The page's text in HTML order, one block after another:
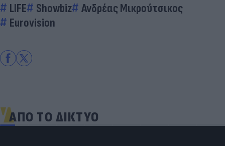
LIFE Showbiz
Ανδρέας Μικρούτσικος
Eurovision
ΑΠΟ ΤΟ ΔΙΚΤΥΟ